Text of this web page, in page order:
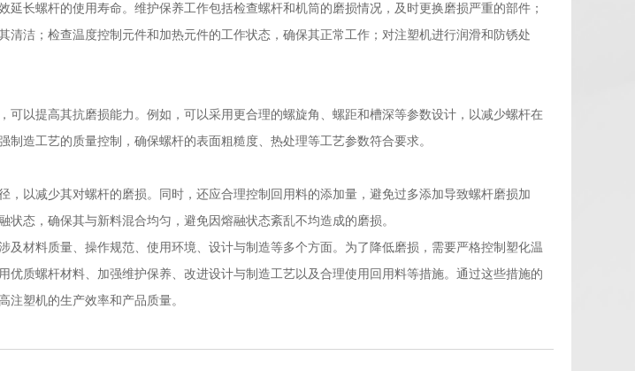
延长螺杆的使用寿命。维护保养工作包括检查螺杆和机筒的磨损情况，及时更换磨损严重的部件；
清洁；检查温度控制元件和加热元件的工作状态，确保其正常工作；对注塑机进行润滑和防锈处
可以提高其抗磨损能力。例如，可以采用更合理的螺旋角、螺距和槽深等参数设计，以减少螺杆在
制造工艺的质量控制，确保螺杆的表面粗糙度、热处理等工艺参数符合要求。
，以减少其对螺杆的磨损。同时，还应合理控制回用料的添加量，避免过多添加导致螺杆磨损加
状态，确保其与新料混合均匀，避免因熔融状态紊乱不均造成的磨损。
及材料质量、操作规范、使用环境、设计与制造等多个方面。为了降低磨损，需要严格控制塑化温
优质螺杆材料、加强维护保养、改进设计与制造工艺以及合理使用回用料等措施。通过这些措施的
注塑机的生产效率和产品质量。